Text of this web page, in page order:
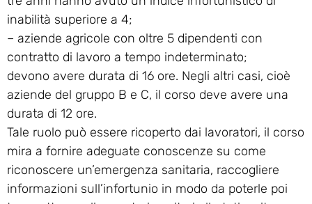
inabilità superiore a 4;
– aziende agricole con oltre 5 dipendenti con
contratto di lavoro a tempo indeterminato;
devono avere durata di 16 ore. Negli altri casi, cioè
aziende del gruppo B e C, il corso deve avere una
durata di 12 ore.
Tale ruolo può essere ricoperto dai lavoratori, il corso
mira a fornire adeguate conoscenze su come
riconoscere un’emergenza sanitaria, raccogliere
informazioni sull’infortunio in modo da poterle poi